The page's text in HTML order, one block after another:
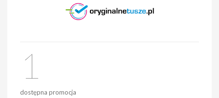
1
dostępna promocja